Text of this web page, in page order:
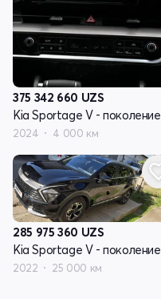
375 342 660 UZS
Kia Sportage V - поколение
2024 4 000 км
285 975 360 UZS
Kia Sportage V - поколение
2022 25 000 км